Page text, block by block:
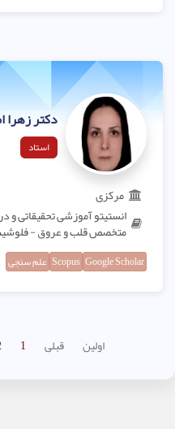
دکتر زهرا
استاد
مرکزی
انستیتو آموزشی تحقیقاتی
متخصص قلب و عروق - فلوشیپ
Google Scholar
Scopus علم سنجی
اولین قبلی 1